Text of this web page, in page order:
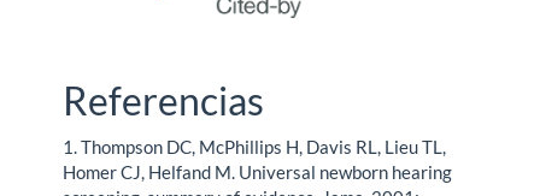
Referencias
1. Thompson DC, McPhillips H, Davis RL, Lieu TL,
Homer CJ, Helfand M. Universal newborn hearing